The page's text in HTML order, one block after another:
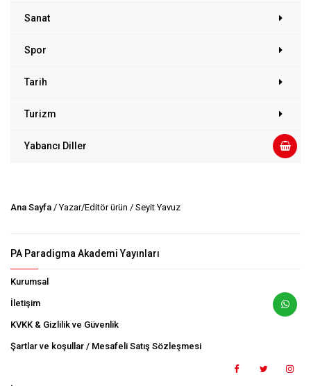
Sanat
Spor
Tarih
Turizm
Yabancı Diller
Ana Sayfa / Yazar/Editör ürün / Seyit Yavuz
PA Paradigma Akademi Yayınları
Kurumsal
İletişim
KVKK & Gizlilik ve Güvenlik
Şartlar ve koşullar / Mesafeli Satış Sözleşmesi